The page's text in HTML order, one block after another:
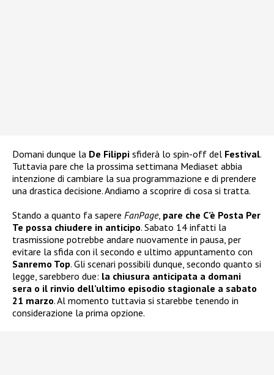
Domani dunque la De Filippi sfiderà lo spin-off del Festival.
Tuttavia pare che la prossima settimana Mediaset abbia
intenzione di cambiare la sua programmazione e di prendere
una drastica decisione. Andiamo a scoprire di cosa si tratta.
Stando a quanto fa sapere FanPage, pare che C’è Posta Per
Te possa chiudere in anticipo. Sabato 14 infatti la
trasmissione potrebbe andare nuovamente in pausa, per
evitare la sfida con il secondo e ultimo appuntamento con
Sanremo Top. Gli scenari possibili dunque, secondo quanto si
legge, sarebbero due: la chiusura anticipata a domani
sera o il rinvio dell’ultimo episodio stagionale a sabato
21 marzo. Al momento tuttavia si starebbe tenendo in
considerazione la prima opzione.